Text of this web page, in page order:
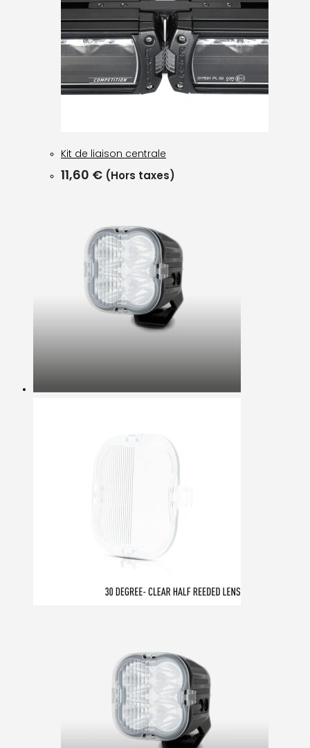
Kit de liaison centrale
11,60 € (Hors taxes)